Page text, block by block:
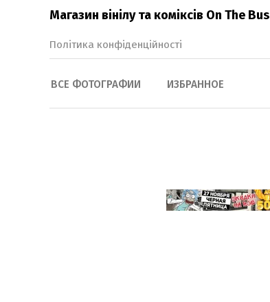
Магазин вінілу та коміксів On The Bus
Політика конфіденційності
ВСЕ ФОТОГРАФИИ ИЗБРАННОЕ